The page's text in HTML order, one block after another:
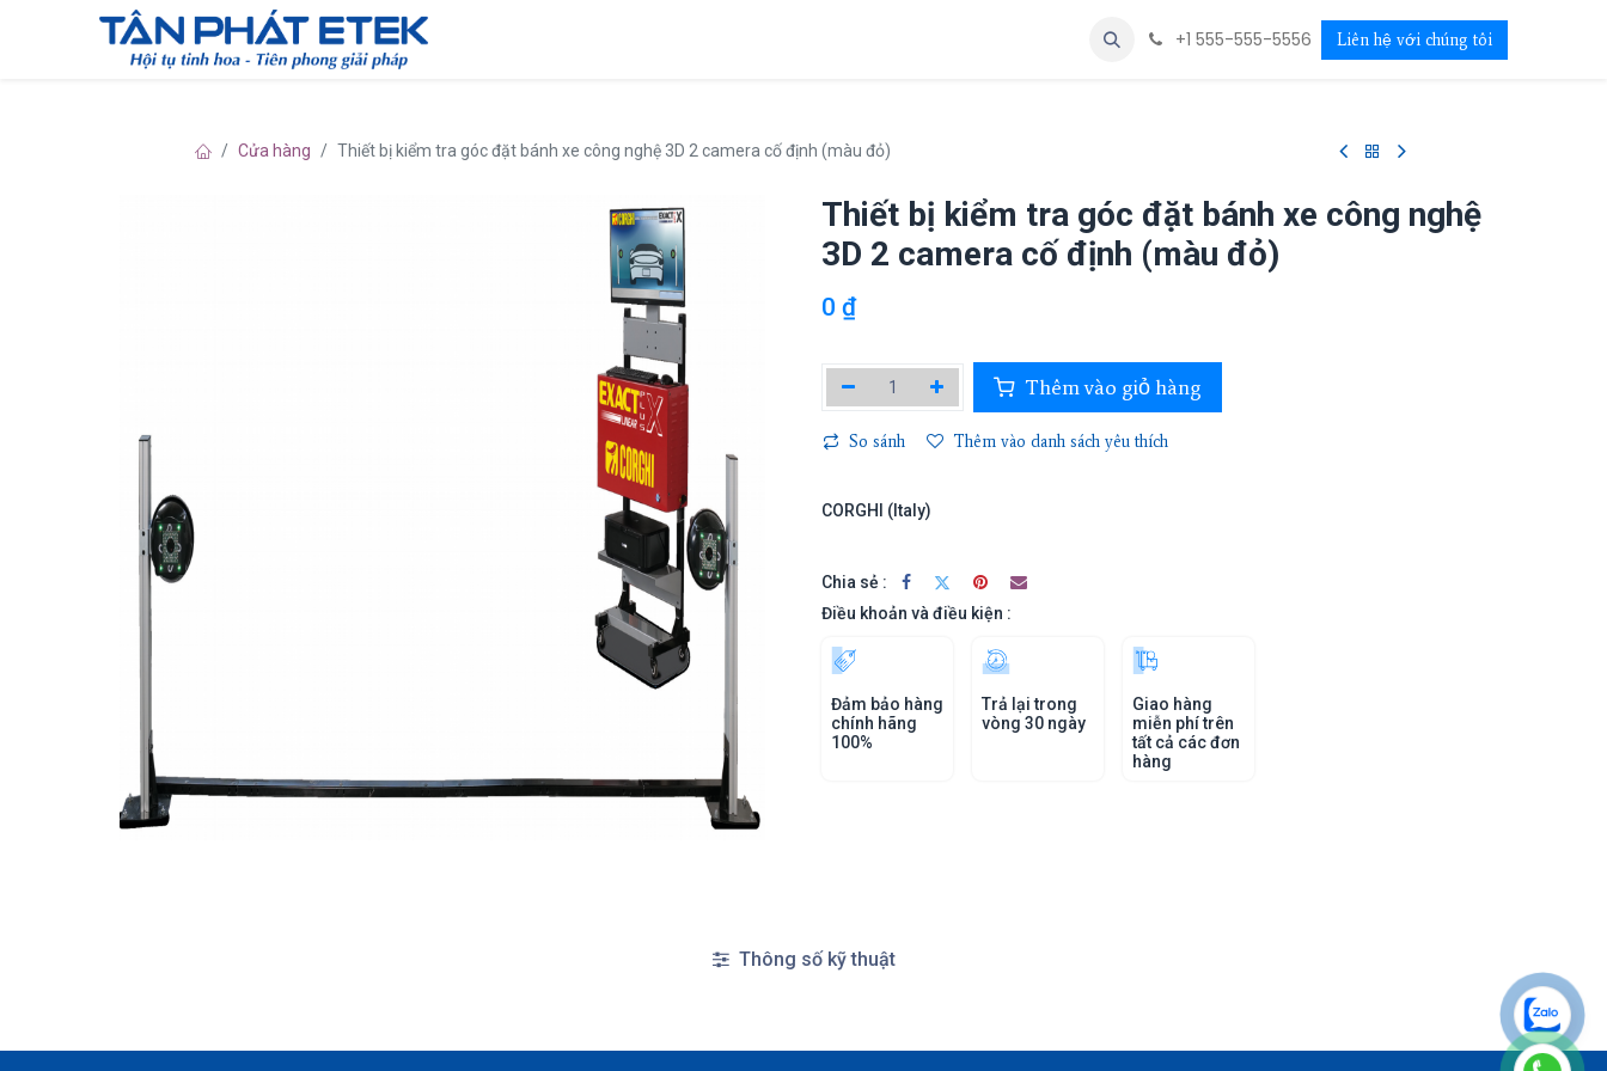
+1 555-555-5556 Liên hệ với chúng tôi
Cửa hàng Thiết bị kiểm tra góc đặt bánh xe công nghệ 3D 2 camera cố định (màu đỏ)
Thiết bị kiểm tra góc đặt bánh xe công nghệ
3D 2 camera cố định (màu đỏ)
0 ₫
Thêm vào giỏ hàng
So sánh Thêm vào danh sách yêu thích
CORGHI (Italy)
Chia sẻ :
Điều khoản và điều kiện :
Đảm bảo hàng
chính hãng
100%
Trả lại trong
vòng 30 ngày
Giao hàng
miễn phí trên
tất cả các đơn
hàng
Thông số kỹ thuật